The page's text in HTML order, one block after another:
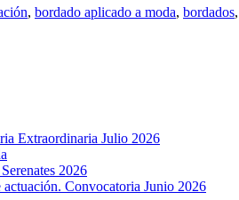
, bordado aplicado a moda, bordados,
Extraordinaria Julio 2026
2026
Convocatoria Junio 2026